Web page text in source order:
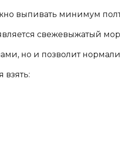
выпивать минимум
свежевыжатый
но и позволит
взять: